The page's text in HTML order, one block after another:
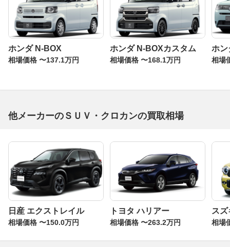
ホンダ N-BOX
相場価格 〜137.1万円
ホンダ N-BOXカスタム
相場価格 〜168.1万円
ホン
相場
他メーカーのＳＵＶ・クロカンの買取相場
日産 エクストレイル
相場価格 〜150.0万円
トヨタ ハリアー
相場価格 〜263.2万円
ス
相場